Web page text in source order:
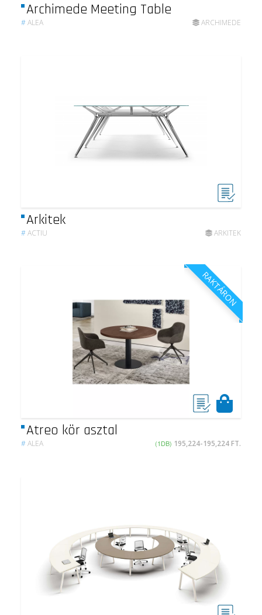
Archimede Meeting Table
#ALEA ARCHIMEDE
Arkitek
#ACTIU ARKITEK
RAKTÁRON
Atreo kör asztal
#ALEA (1DB) 195,224-195,224 FT.